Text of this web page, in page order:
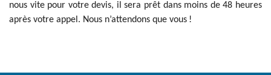
nous vite pour votre devis, il sera prêt dans moins de 48 heures
après votre appel. Nous n’attendons que vous !